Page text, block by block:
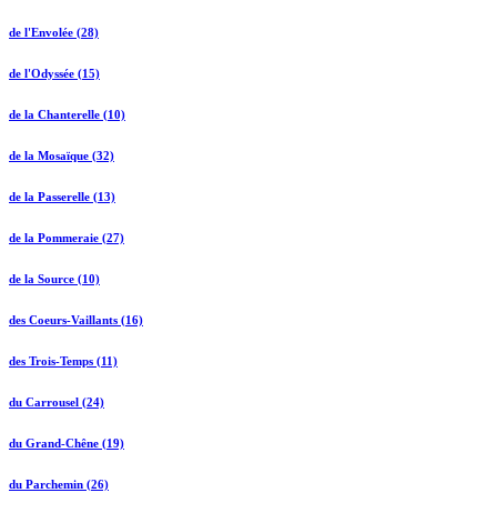
de l'Envolée (28)
de l'Odyssée (15)
de la Chanterelle (10)
de la Mosaïque (32)
de la Passerelle (13)
de la Pommeraie (27)
de la Source (10)
des Coeurs-Vaillants (16)
des Trois-Temps (11)
du Carrousel (24)
du Grand-Chêne (19)
du Parchemin (26)